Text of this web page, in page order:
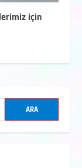
için